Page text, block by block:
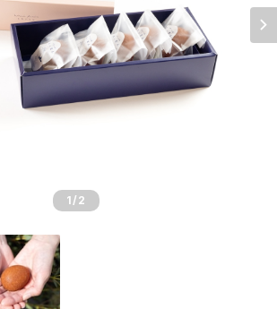
1 /2